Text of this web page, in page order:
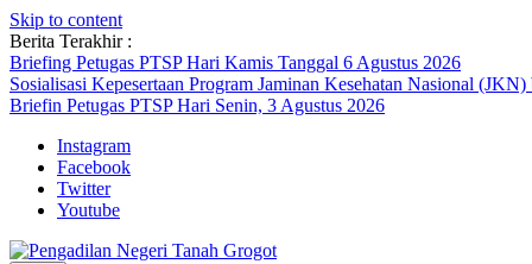
Skip to content
Berita Terakhir :
Briefing Petugas PTSP Hari Kamis Tanggal 6 Agustus 2026
Sosialisasi Kepesertaan Program Jaminan Kesehatan Nasional
Briefin Petugas PTSP Hari Senin, 3 Agustus 2026
Instagram
Facebook
Twitter
Youtube